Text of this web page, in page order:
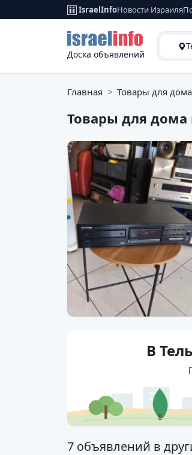
IsraelInfoНовости Израиля
Доска объявлений
Главная Товары для дома
Товары для дома
В
7 объявлений в